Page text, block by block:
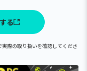
る
際の取り扱いを確認してくださ